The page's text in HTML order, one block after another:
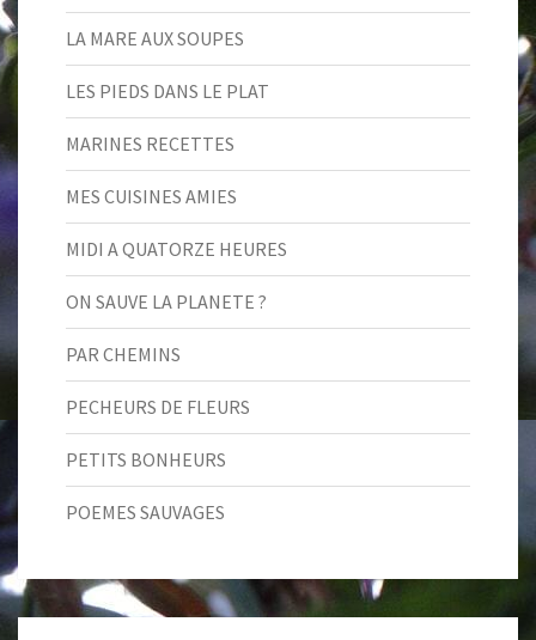
LA MARE AUX SOUPES
LES PIEDS DANS LE PLAT
MARINES RECETTES
MES CUISINES AMIES
MIDI A QUATORZE HEURES
ON SAUVE LA PLANETE ?
PAR CHEMINS
PECHEURS DE FLEURS
PETITS BONHEURS
POEMES SAUVAGES